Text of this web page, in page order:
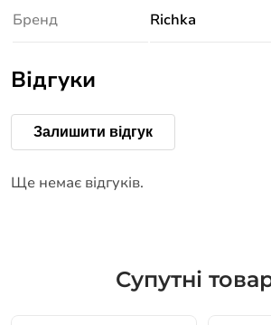
Бренд Richka
Відгуки
Залишити відгук
Ще немає відгуків.
Супутні